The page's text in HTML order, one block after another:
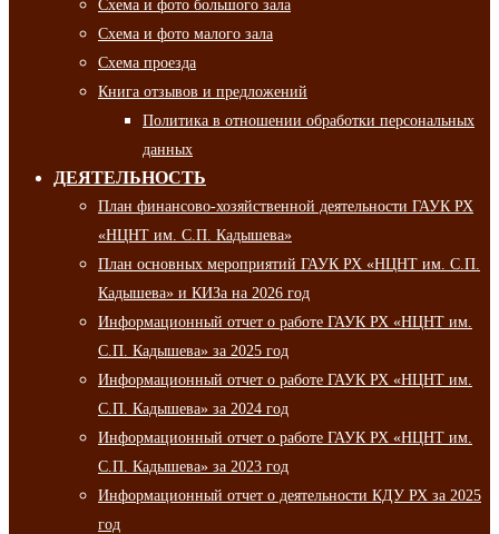
Схема и фото большого зала
Схема и фото малого зала
Схема проезда
Книга отзывов и предложений
Политика в отношении обработки персональных
данных
ДЕЯТЕЛЬНОСТЬ
План финансово-хозяйственной деятельности ГАУК РХ
«НЦНТ им. С.П. Кадышева»
План основных мероприятий ГАУК РХ «НЦНТ им. С.П.
Кадышева» и КИЗа на 2026 год
Информационный отчет о работе ГАУК РХ «НЦНТ им.
С.П. Кадышева» за 2025 год
Информационный отчет о работе ГАУК РХ «НЦНТ им.
С.П. Кадышева» за 2024 год
Информационный отчет о работе ГАУК РХ «НЦНТ им.
С.П. Кадышева» за 2023 год
Информационный отчет о деятельности КДУ РХ за 2025
год